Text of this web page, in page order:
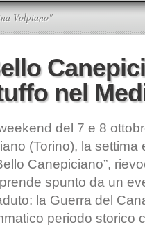
Volpiano"
nel
del 7 e 8
(Torino), la settima
Canepiciano”,
spunto da un
la Guerra del
periodo storico